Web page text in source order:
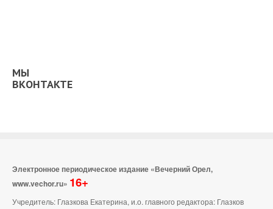
МЫ
ВКОНТАКТЕ
Электронное периодическое издание «Вечерний Орел,
www.vechor.ru» 16+
Учредитель: Глазкова Екатерина, и.о. главного редактора: Глазков